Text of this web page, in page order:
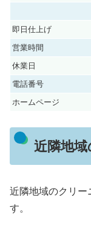
即日仕上げ
営業時間
休業日
電話番号
ホームページ
近隣地
近隣地域のクリー
す。